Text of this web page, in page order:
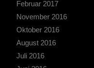
Februar 2017
November 2016
Oktober 2016
August 2016
Juli 2016